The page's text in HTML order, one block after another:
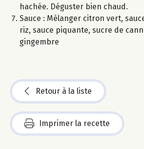
hachée. Déguster bien chaud.
Sauce : Mélanger citron vert,
riz, sauce piquante, sucre de
gingembre
Retour à la liste
Imprimer la recette